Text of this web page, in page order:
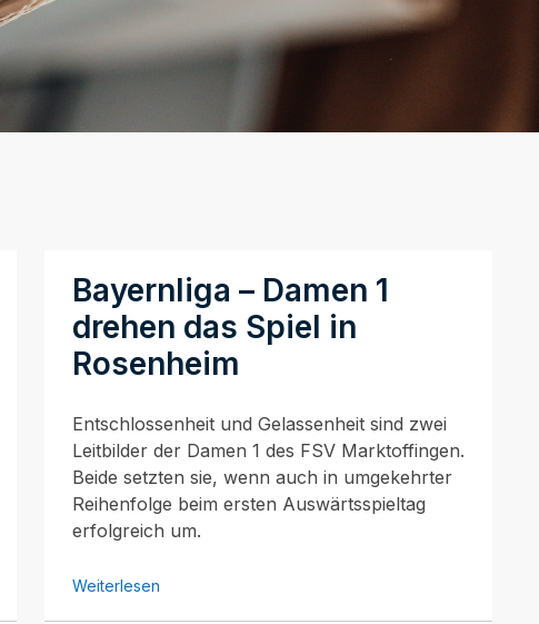
Bayernliga – Damen 1
drehen das Spiel in
Rosenheim
Entschlossenheit und Gelassenheit sind zwei
Leitbilder der Damen 1 des FSV Marktoffingen.
Beide setzten sie, wenn auch in umgekehrter
Reihenfolge beim ersten Auswärtsspieltag
erfolgreich um.
Weiterlesen